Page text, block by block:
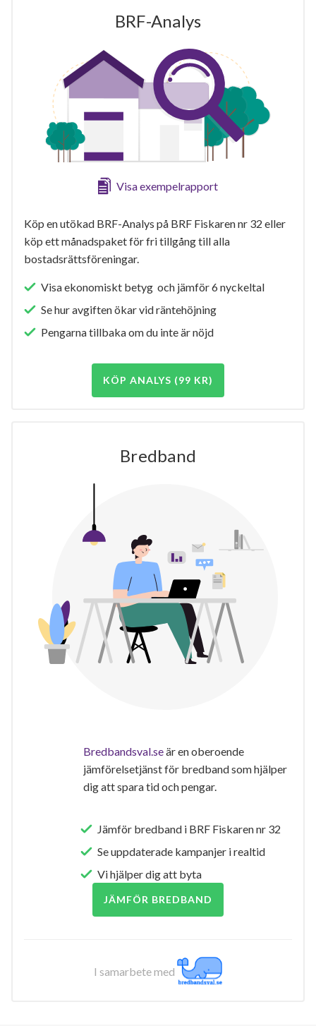
BRF-Analys
Visa exempelrapport
Köp en utökad BRF-Analys på BRF Fiskaren nr 32 eller
köp ett månadspaket för fri tillgång till alla
bostadsrättsföreningar.
Visa ekonomiskt betyg och jämför 6 nyckeltal
Se hur avgiften ökar vid räntehöjning
Pengarna tillbaka om du inte är nöjd
KÖP ANALYS (99 KR)
Bredband
Bredbandsval.seär en oberoende
jämförelsetjänst för bredband som hjälper
dig att spara tid och pengar.
Jämför bredband i BRF Fiskaren nr 32
Se uppdaterade kampanjer i realtid
Vi hjälper dig att byta
JÄMFÖR BREDBAND
I samarbete med